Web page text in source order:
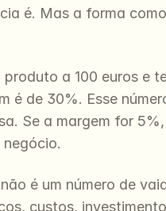
é. Mas a forma
produto a 100 euros e
é de 30%. Esse
Se a margem for
é um número de
custos,